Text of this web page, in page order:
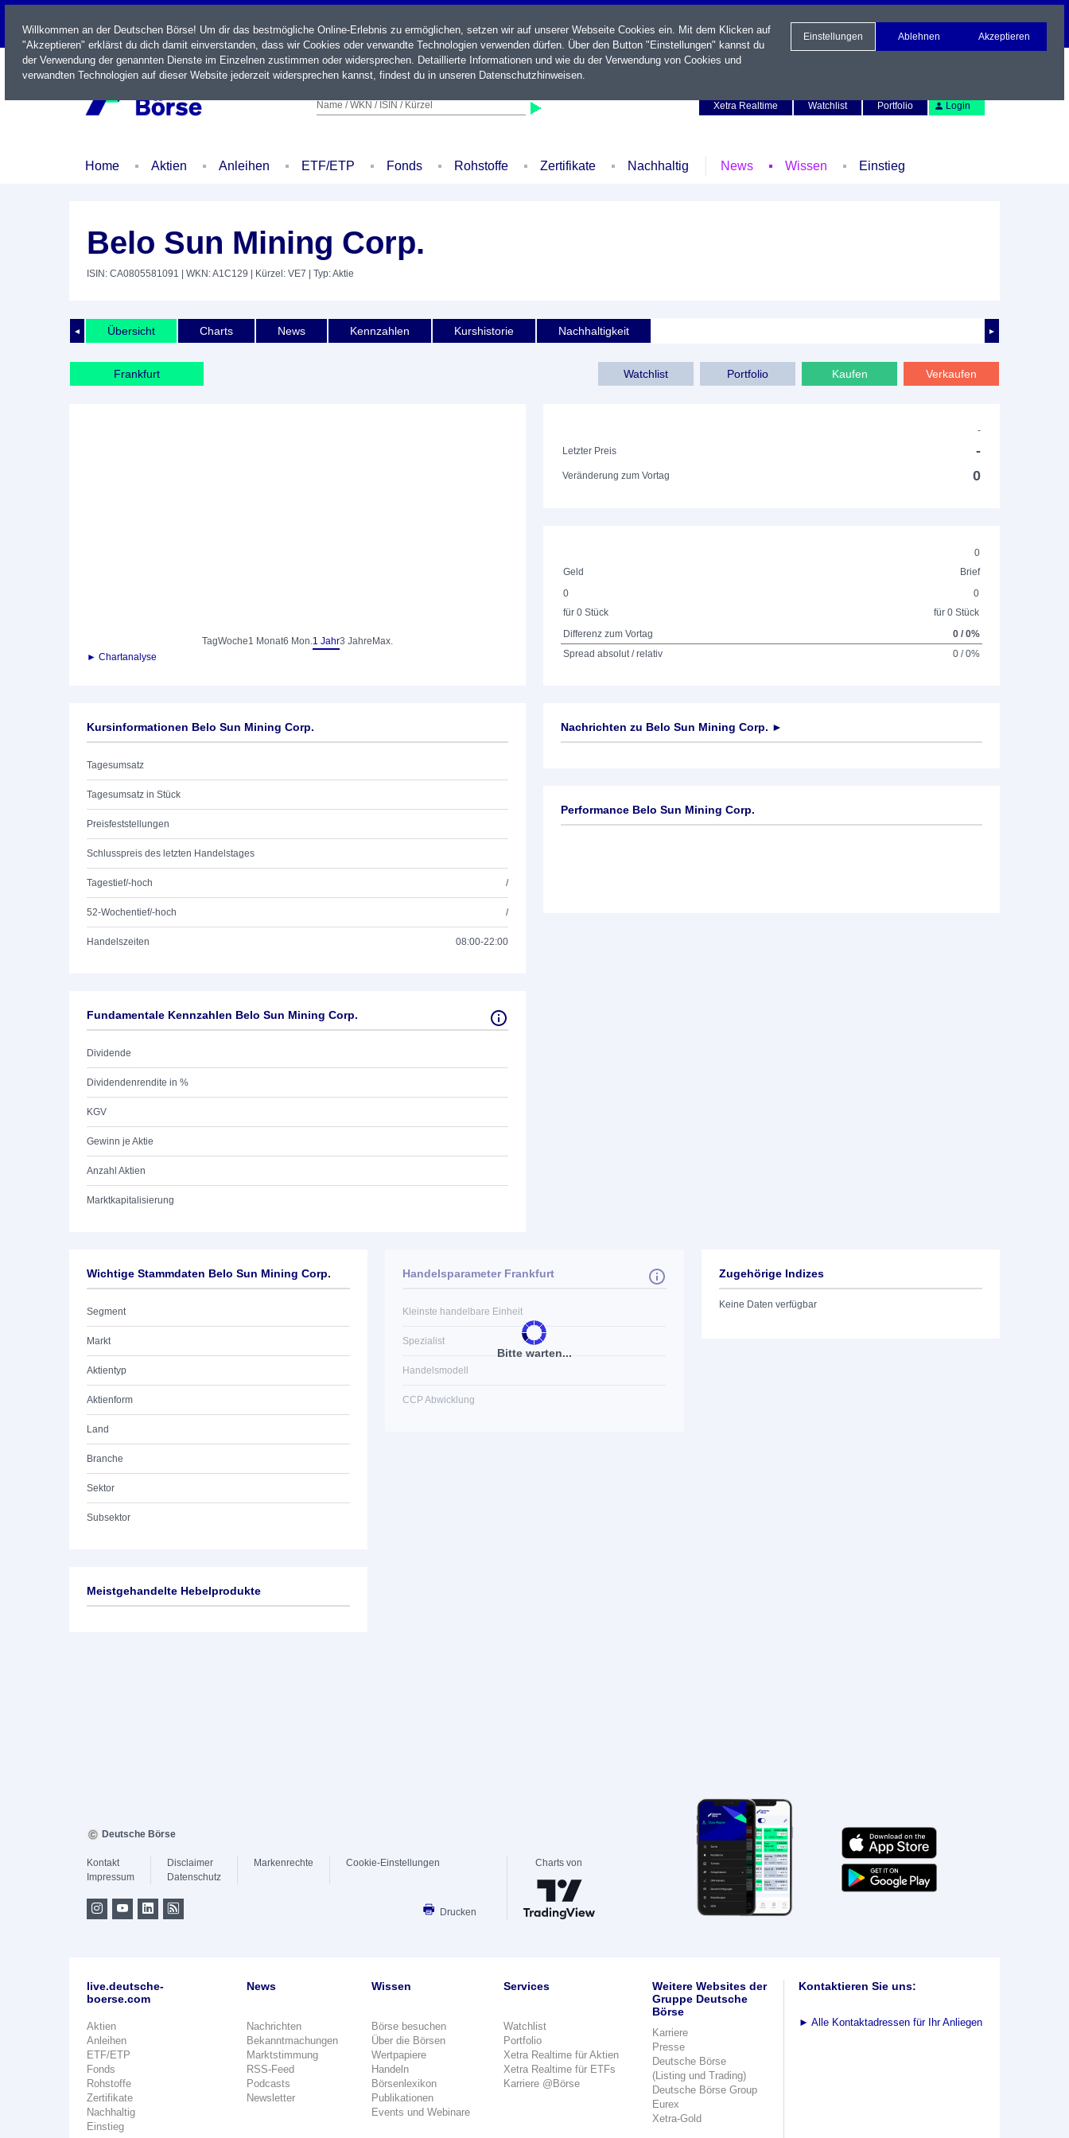
LIVE
Name / WKN / ISIN / Kürzel
Xetra Realtime
Watchlist Portfolio Login
Home Aktien Anleihen ETF/ETP Fonds Rohstoffe Zertifikate Nachhaltig News Wissen Einstieg
Belo Sun Mining Corp.
ISIN: CA0805581091 | WKN: A1C129 | Kürzel: VE7 | Typ: Aktie
◄ ►
Übersicht Charts News Kennzahlen Kurshistorie Nachhaltigkeit
Frankfurt Watchlist Portfolio Kaufen Verkaufen
TagWoche1 Monat6 Mon.1 Jahr3 Jahre Max.
► Chartanalyse
-
Letzter Preis
-
Veränderung zum Vortag 0
0
Geld
Brief
0
für 0 Stück
0
für 0 Stück
Differenz zum Vortag
0 / 0%
Spread absolut / relativ
0 / 0%
Kursinformationen Belo Sun Mining Corp.
Tagesumsatz
Tagesumsatz in Stück
Preisfeststellungen
Schlusspreis des letzten Handelstages
Tagestief/-hoch /
52-Wochentief/-hoch /
Handelszeiten 08:00-22:00
Fundamentale Kennzahlen Belo Sun Mining Corp.
Dividende
Dividendenrendite in %
KGV
Gewinn je Aktie
Anzahl Aktien
Marktkapitalisierung
Nachrichten zu Belo Sun Mining Corp. ►
Performance Belo Sun Mining Corp.
Wichtige Stammdaten Belo Sun Mining Corp.
Segment
Markt
Aktientyp
Aktienform
Land
Branche
Sektor
Subsektor
Bitte warten...
Handelsparameter Frankfurt
Kleinste handelbare Einheit
Spezialist
Handelsmodell
CCP Abwicklung
Zugehörige Indizes
Keine Daten verfügbar
Meistgehandelte Hebelprodukte
Willkommen an der Deutschen Börse! Um dir das bestmögliche Online-Erlebnis zu ermöglichen, setzen wir auf unserer Webseite Cookies ein. Mit dem Klicken auf
"Akzeptieren" erklärst du dich damit einverstanden, dass wir Cookies oder verwandte Technologien verwenden dürfen. Über den Button "Einstellungen" kannst du
der Verwendung der genannten Dienste im Einzelnen zustimmen oder widersprechen. Detaillierte Informationen und wie du der Verwendung von Cookies und
verwandten Technologien auf dieser Website jederzeit widersprechen kannst, findest du in unseren Datenschutzhinweisen.
Einstellungen Ablehnen Akzeptieren
Deutsche Börse
Kontakt
Impressum
Disclaimer
Datenschutz
Markenrechte Cookie-Einstellungen
Drucken
Charts von
live.deutsche-
boerse.com
Aktien
Anleihen
ETF/ETP
Fonds
Rohstoffe
Zertifikate
Nachhaltig
Einstieg
News
Nachrichten
Bekanntmachungen
Marktstimmung
RSS-Feed
Podcasts
Newsletter
Wissen
Börse besuchen
Über die Börsen
Wertpapiere
Handeln
Börsenlexikon
Publikationen
Events und Webinare
Services
Watchlist
Portfolio
Xetra Realtime für Aktien
Xetra Realtime für ETFs
Karriere @Börse
Weitere Websites der
Gruppe Deutsche
Börse
Karriere
Presse
Deutsche Börse
(Listing und Trading)
Deutsche Börse Group
Eurex
Xetra-Gold
Kontaktieren Sie uns:
► Alle Kontaktadressen für Ihr Anliegen